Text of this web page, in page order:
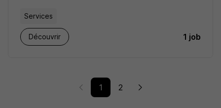
Services
Découvrir 1 job
1 2